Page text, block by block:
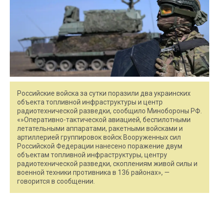
Российские войска за сутки поразили два украинских
объекта топливной инфраструктуры и центр
радиотехнической разведки, сообщило Минобороны РФ.
«»Оперативно-тактической авиацией, беспилотными
летательными аппаратами, ракетными войсками и
артиллерией группировок войск Вооруженных сил
Российской Федерации нанесено поражение двум
объектам топливной инфраструктуры, центру
радиотехнической разведки, скоплениям живой силы и
военной техники противника в 136 районах», —
говорится в сообщении.